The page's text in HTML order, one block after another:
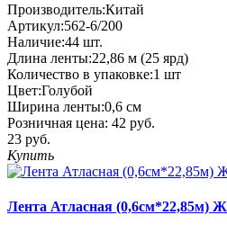
Производитель:Китай
Артикул:562-6/200
Наличие:44 шт.
Длина ленты:22,86 м (25 ярд)
Количество в упаковке:1 шт
Цвет:Голубой
Ширина ленты:0,6 см
Розничная цена: 42 руб.
23 руб.
Купить
Лента Атласная (0,6см*22,85м)